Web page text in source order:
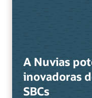
A Nuvias
inovadoras
SBCs